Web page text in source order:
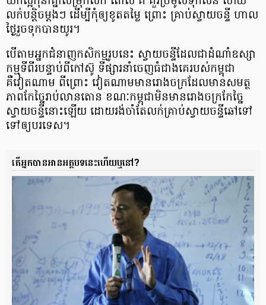
លក់បន្តិចម្តងៗ ដើម្បីកុំឲ្យខូតតម្លៃ ព្រោះ គ្រាប់ស្វាយចន្ទី ហាល
ថ្ងៃរួចទុកបានយូរ។
បើតាមអ្នកជំនាញកសិកម្មរូបនេះ ស្វាយចន្ទីដែលជាដំណាំឧស្សា
កម្មទីពីរបន្ទាប់ពីកៅស៊ូ ទីផ្សារនាំចេញធំជាងគេរបស់កម្ពុជា
គឺវៀតណាម ពីព្រោះ វៀតណាមមានរោងចក្រដែលមានសមត្ថ
ភាពកែច្នៃរាប់លានតោន ខណៈកម្ពុជាមិនមានរោងចក្រកែច្នៃ
ស្វាយចន្ទីនោះឡើយ ដោយរង់ចាំតែលក់គ្រាប់ស្វាយចន្ទីឆៅទៅ
ទៅឲ្យបរទេស។
តើអ្នកបានអានអត្ថបទនេះហើយឬនៅ?